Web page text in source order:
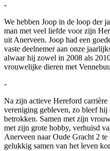
-
We hebben Joop in de loop der
man met veel liefde voor zijn
uit Anerveen. Joop had een
vaste deelnemer aan onze
alwaar hij zowel in 2008 als
vrouwelijke dieren met
-
Na zijn actieve Hereford
vereniging gebleven, zo bleef hij
betrokken. Samen met zijn
met zijn grote hobby, verhuisd
Anerveen naar Oude Gracht 2
gelukkig samen van het leven